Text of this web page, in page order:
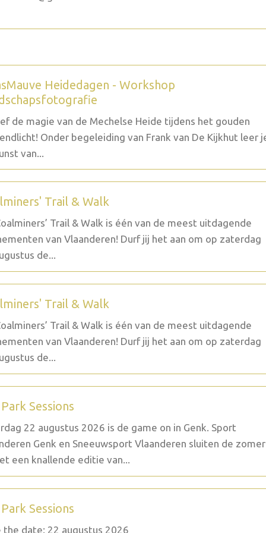
Heidedagen - Workshop
de magie van de Mechelse Heide tijdens het gouden
Onder begeleiding van Frank van De Kijkhut leer
van...
Trail & Walk
Trail & Walk is één van de meest uitdagende
van Vlaanderen! Durf jij het aan om op zaterdag
de...
Trail & Walk
Trail & Walk is één van de meest uitdagende
van Vlaanderen! Durf jij het aan om op zaterdag
de...
Sessions
22 augustus 2026 is de game on in Genk. Sport
Genk en Sneeuwsport Vlaanderen sluiten de zomer
een knallende editie van...
Sessions
the date: 22 augustus 2026